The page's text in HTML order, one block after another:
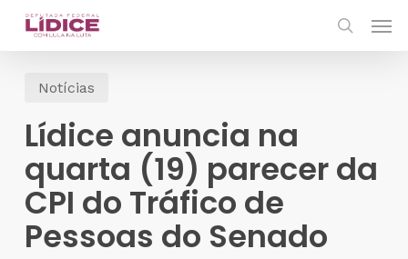
Skip
contentNotícias
Lídice anuncia na
quarta (19) parecer da
CPI do Tráfico de
Pessoas do Senado